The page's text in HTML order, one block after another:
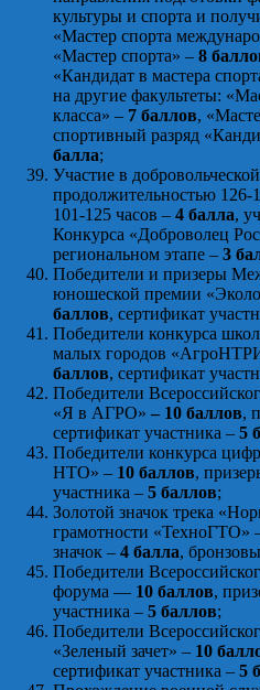
культуры и спорта и
«Мастер спорта
«Мастер спорта» – 8
«Кандидат в мастера
на другие факультеты:
класса» – 7 баллов,
спортивный разряд
балла;
Участие в
продолжительностью 126-
101-125 часов – 4 балла,
Конкурса «Доброволец
региональном этапе – 3
Победители и призеры
юношеской премии
баллов, сертификат
Победители конкурса
малых городов
баллов, сертификат
Победители
«Я в АГРО» – 10 баллов,
сертификат участника – 5
Победители конкурса
НТО» – 10 баллов,
участника – 5 баллов;
Золотой значок трека
грамотности
значок – 4 балла,
Победители
форума — 10 баллов,
участника – 5 баллов;
Победители
«Зеленый зачет» – 10
сертификат участника – 5